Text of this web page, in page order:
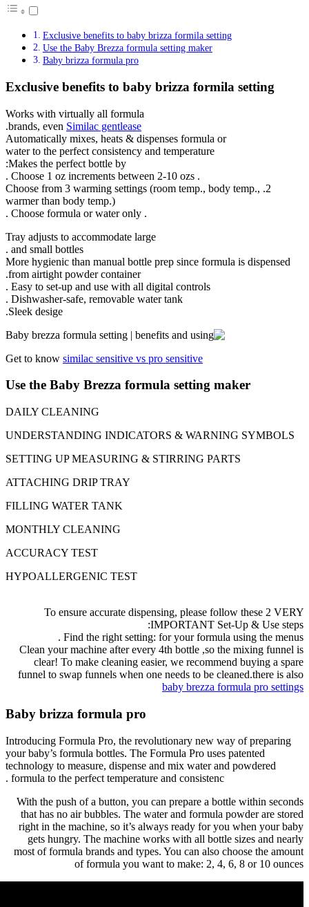
Exclusive benefits to baby
Use the Baby Brezza formula
Exclusive benefits to baby
Automatically mixes, heats &
water to the perfect consistency and
2. Choose from 3 warming settings
Tray adjusts to accommodate large
More hygienic than manual bottle
Easy to set-up and use with all
Dishwasher-safe, removable water
Get to knowsimilac sensitive vs pro
Use the Baby Brezza
UNDERSTANDING
SETTING UP MEASURING &
To ensure accurate
Find the right setting:
Clean your machine after every
clear! To make cleaning
funnel to swap funnels when one
Baby brizza formula pro
Introducing Formula Pro, the
your baby’s formula bottles. The
technology to measure, dispense
formula to the perfect temperature
With the push of a button, you can
that has no air bubbles. The
right in the machine, so it’s
gets hungry. The machine
most of formula brands and types.
of formula you want